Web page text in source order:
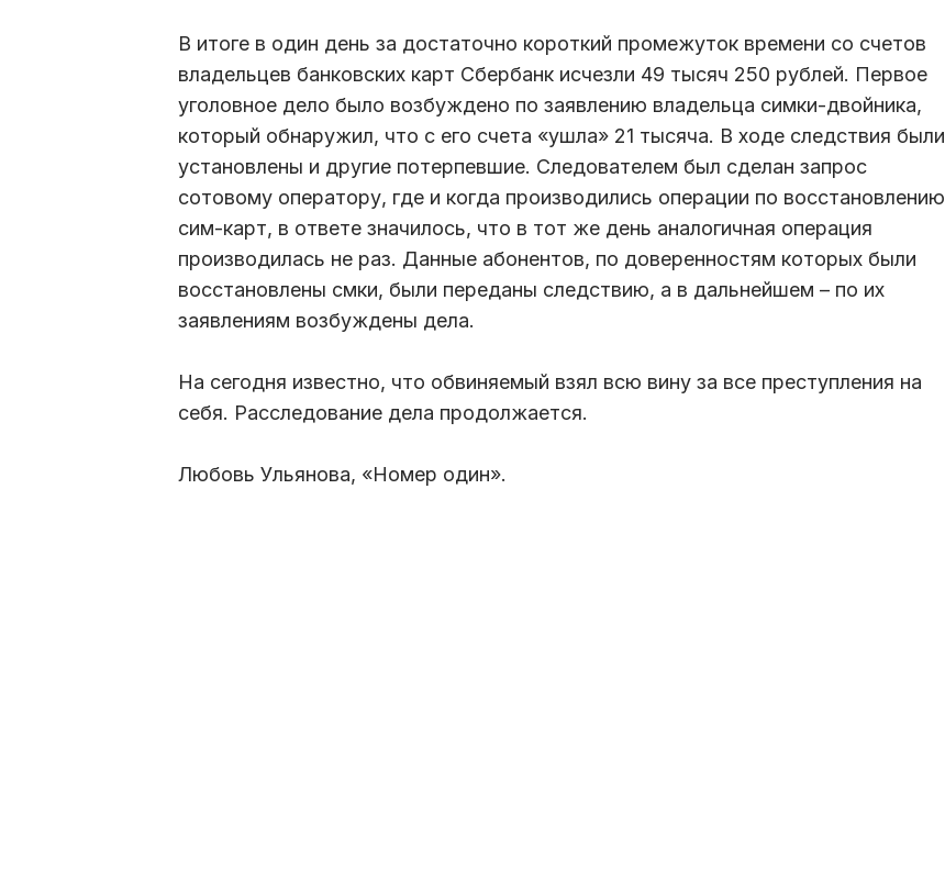
В итоге в один день за достаточно короткий промежуток времени со счетов
владельцев банковских карт Сбербанк исчезли 49 тысяч 250 рублей. Первое
уголовное дело было возбуждено по заявлению владельца симки-двойника,
который обнаружил, что с его счета «ушла» 21 тысяча. В ходе следствия были
установлены и другие потерпевшие. Следователем был сделан запрос
сотовому оператору, где и когда производились операции по восстановлению
сим-карт, в ответе значилось, что в тот же день аналогичная операция
производилась не раз. Данные абонентов, по доверенностям которых были
восстановлены смки, были переданы следствию, а в дальнейшем – по их
заявлениям возбуждены дела.
На сегодня известно, что обвиняемый взял всю вину за все преступления на
себя. Расследование дела продолжается.
Любовь Ульянова, «Номер один».